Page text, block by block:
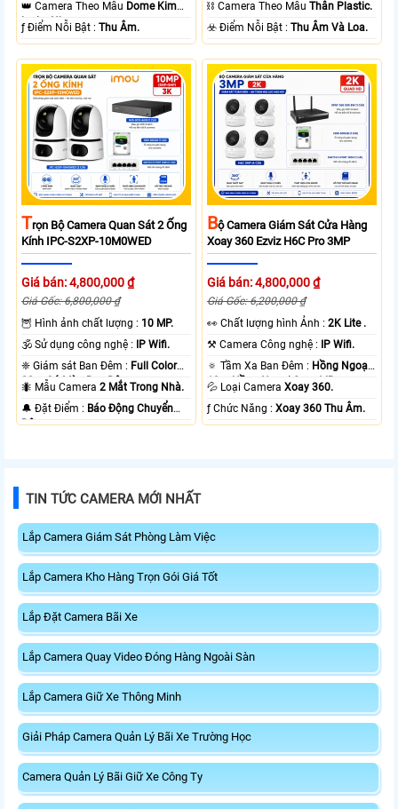
👑 Camera Theo Mẫu Dome Kim
loại + Nhựa.
️ƒ Điểm Nỗi Bật :Thu Âm.
⛓ Camera Theo MẫuThân Plastic.
️☣️ Điểm Nỗi Bật :Thu Âm Và Loa.
TRọn Bộ Camera Quan Sát 2 Ống
Kính IPC-S2XP-10M0WED
Giá bán: 4,800,000 ₫
Giá Gốc: 6,800,000 ₫
🦉 Hình ảnh chất lượng : 10 MP.
🕉️ Sử dụng công nghệ :
IP Wifi.
❈ Giám sát Ban Đêm : Full Color
20m Có Màu Ban Ðêm.
🐜 Mẫu Camera2 Mắt Trong Nhà.
️🔔 Đặt Điểm : Báo Động Chuyển
Động.
BỘ Camera Giám Sát Cửa Hàng
Xoay 360 Ezviz H6C Pro 3MP
Giá bán: 4,800,000 ₫
Giá Gốc: 6,200,000 ₫
️👀 Chất lượng hình Ảnh :2K Lite .
⚒ Camera Công nghệ :
IP Wifi.
🔅 Tầm Xa Ban Đêm : Hồng Ngoại
10m Hồng Ngoại Smart IR.
💦 Loại CameraXoay 360.
️ƒ Chức Năng :Xoay 360 Thu Âm.
TIN TỨC CAMERA MỚI NHẤT
Lắp Camera Giám Sát Phòng Làm Việc
Lắp Camera Kho Hàng Trọn Gói Giá Tốt
Lắp Đặt Camera Bãi Xe
Lắp Camera Quay Video Đóng Hàng Ngoài Sàn
Lắp Camera Giữ Xe Thông Minh
Giải Pháp Camera Quản Lý Bãi Xe Trường Học
Camera Quản Lý Bãi Giữ Xe Công Ty